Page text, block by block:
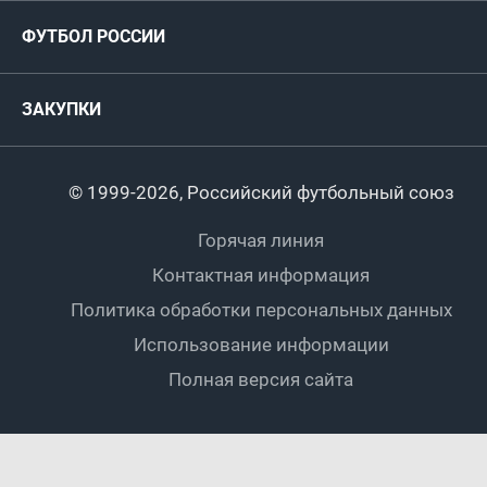
Титулы и трофеи
Международные
Турниры клубов
Регионы
ФУТБОЛ РОССИИ
Пляжный
Футбольное двоеборье
Любители
Спортшколы
Дети
Ветераны
Спортсмены с ОВЗ
ЗАКУПКИ
© 1999-2026, Российский футбольный союз
Горячая линия
Контактная информация
Политика обработки персональных данных
Использование информации
Полная версия сайта